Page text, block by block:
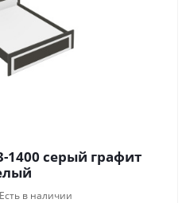
1400 серый графит
Есть в наличии